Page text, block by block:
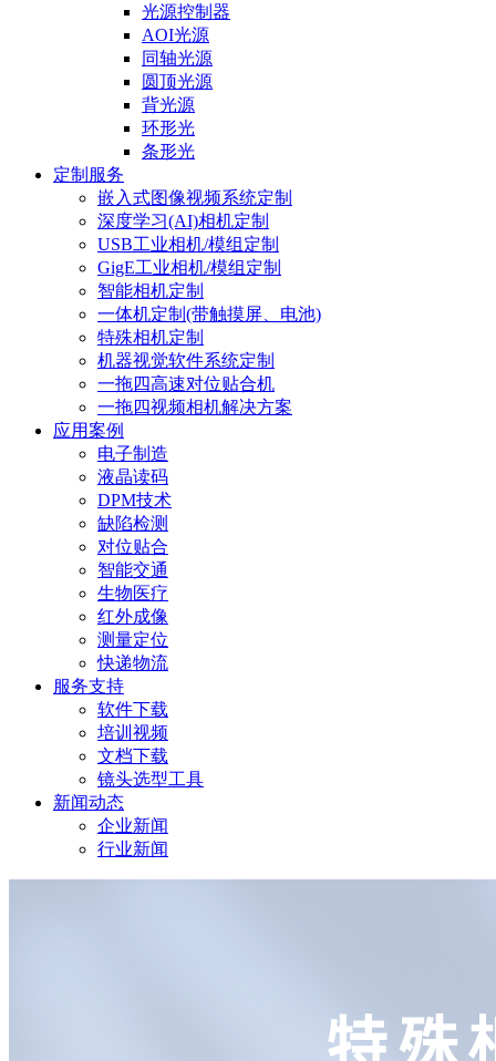
光源控制器
AOI光源
同轴光源
圆顶光源
背光源
环形光
条形光
定制服务
嵌入式图像视频系统定制
深度学习(AI)相机定制
USB工业相机/模组定制
GigE工业相机/模组定制
智能相机定制
一体机定制(带触摸屏、电池)
特殊相机定制
机器视觉软件系统定制
一拖四高速对位贴合机
一拖四视频相机解决方案
应用案例
电子制造
液晶读码
DPM技术
缺陷检测
对位贴合
智能交通
生物医疗
红外成像
测量定位
快递物流
服务支持
软件下载
培训视频
文档下载
镜头选型工具
新闻动态
企业新闻
行业新闻